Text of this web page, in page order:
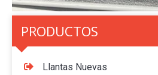
PRODUCTOS
Llantas Nuevas